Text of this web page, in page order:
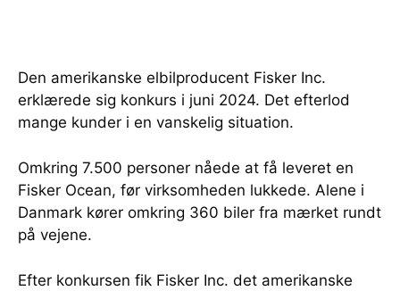
Den amerikanske elbilproducent Fisker Inc.
erklærede sig konkurs i juni 2024. Det efterlod
mange kunder i en vanskelig situation.
Omkring 7.500 personer nåede at få leveret en
Fisker Ocean, før virksomheden lukkede. Alene i
Danmark kører omkring 360 biler fra mærket rundt
på vejene.
Efter konkursen fik Fisker Inc. det amerikanske